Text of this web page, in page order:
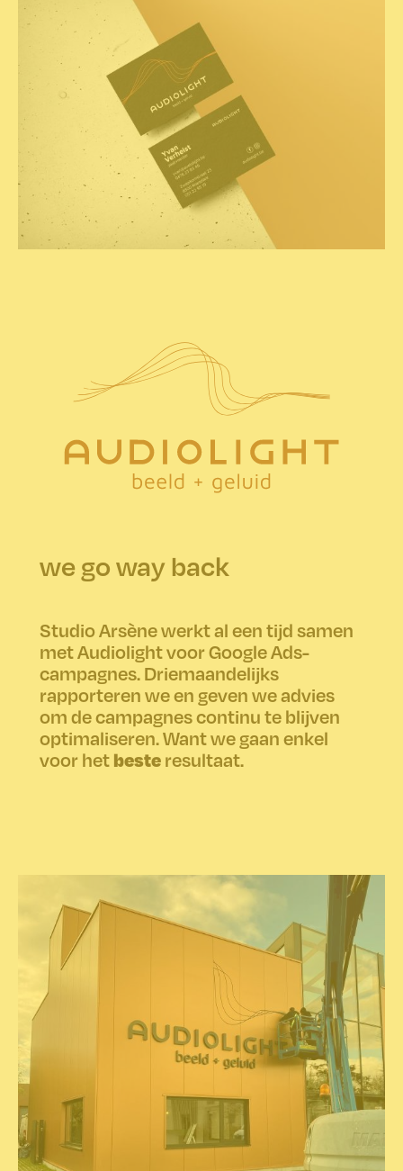
we go way back
Studio Arsène werkt al een tijd samen
met Audiolight voor Google Ads-
campagnes. Driemaandelijks
rapporteren we en geven we advies
om de campagnes continu te blijven
optimaliseren. Want we gaan enkel
voor hetbesteresultaat.